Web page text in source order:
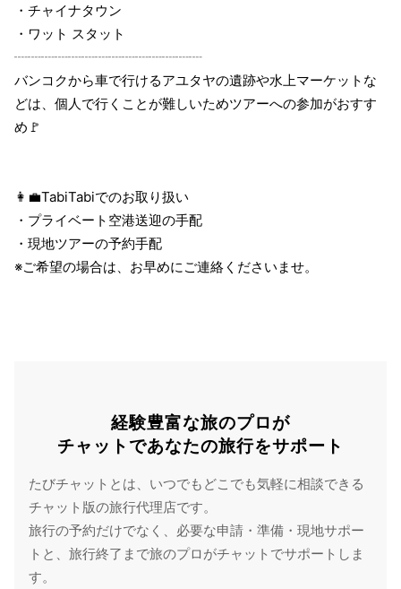
・チャイナタウン
・ワット スタット
┈┈┈┈┈┈┈┈┈┈┈┈┈┈
バンコクから車で行けるアユタヤの遺跡や水上マーケットな
どは、個人で行くことが難しいためツアーへの参加がおすす
め🚩
👩‍💼TabiTabiでのお取り扱い
・プライベート空港送迎の手配
・現地ツアーの予約手配
※ご希望の場合は、お早めにご連絡くださいませ。
経験豊富な旅のプロが
チャットであなたの旅行をサポート
たびチャットとは、いつでもどこでも気軽に相談できる
チャット版の旅行代理店です。
旅行の予約だけでなく、必要な申請・準備・現地サポー
トと、旅行終了まで旅のプロがチャットでサポートしま
す。